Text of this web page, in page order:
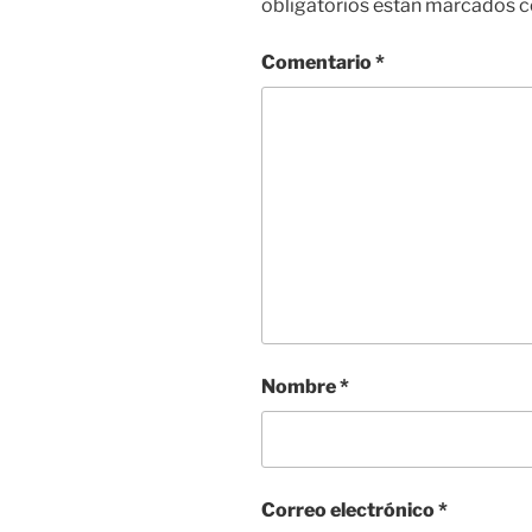
obligatorios están marcados
Comentario*
Nombre*
Correo electrónico*